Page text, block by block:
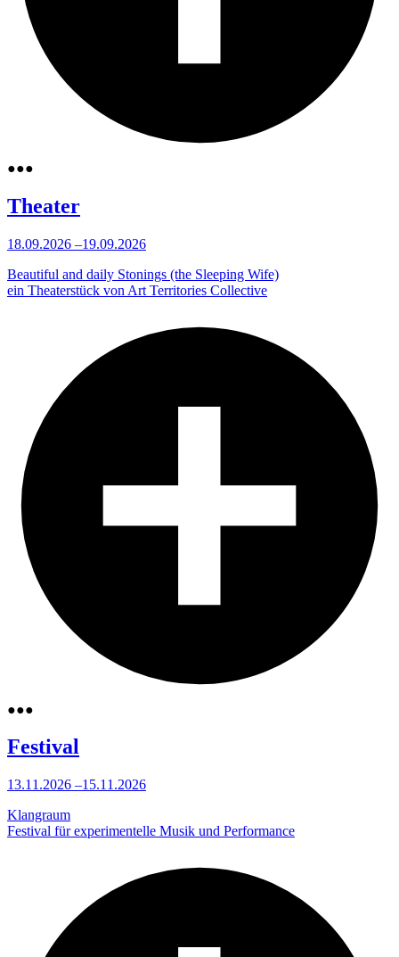
●●●
Theater
18.09.2026 –19.09.2026
Beautiful and daily Stonings (the Sleeping Wife)
ein Theaterstück von Art Territories Collective
●●●
Festival
13.11.2026 –15.11.2026
Klangraum
Festival für experimentelle Musik und Performance